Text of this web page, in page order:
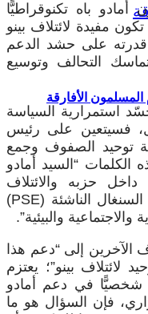
المسلمون الأفارقة
باه تكنوقراطيًّا
مفيدة لائتلاف بينو
على حشد الدعم
التحالف وتوسيع
استمرارية السياسة
فسيتعين على رئيس
توحيد الصفوف وجمع
الكلمات “السيد أمادو
حزبه والائتلاف
وخارجه. كما أنه على دراية بخطة السنغال الناشئة (PSE)
والبيئية”.
الآخرين إلى “دعم هذا
لائتلاف بينو”؛ يعتزم
شخصيًّا في دعم أمادو
فإن السؤال هو ما